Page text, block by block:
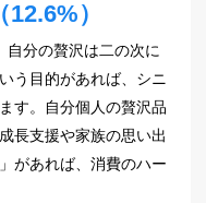
）
自分の贅沢は二の次に
う目的があれば、シニ
す。自分個人の贅沢品
長支援や家族の思い出
があれば、消費のハー